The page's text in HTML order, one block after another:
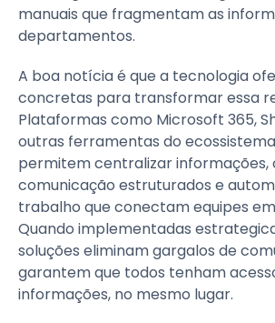
manuais que fragmentam as
departamentos.
A boa notícia é que a tecnologia
concretas para transformar essa
Plataformas como Microsoft 365,
outras ferramentas do
permitem centralizar informações,
comunicação estruturados e
trabalho que conectam equipes
Quando implementadas
soluções eliminam gargalos de
garantem que todos tenham
informações, no mesmo lugar.